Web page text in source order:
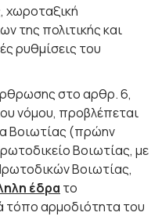
χωροταξική
της πολιτικής και
ρυθμίσεις του
στο αρθρ. 6,
νόμου, προβλέπεται
Βοιωτίας (πρώην
Βοιωτίας, με
Βοιωτίας,
έδρα το
τόπο αρμοδιότητα του